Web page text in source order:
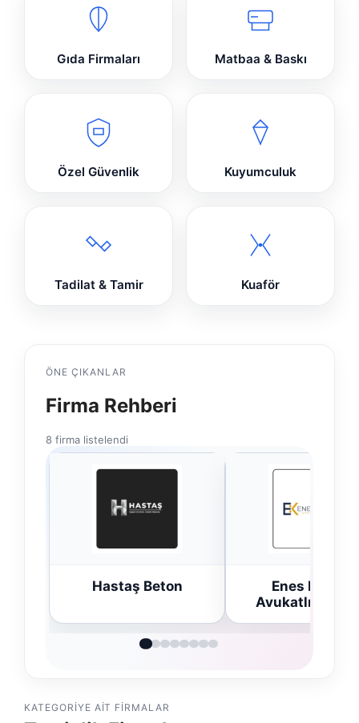
Gıda Firmaları Matbaa & Baskı
Özel Güvenlik Kuyumculuk
Tadilat & Tamir Kuaför
ÖNE ÇIKANLAR
Firma Rehberi
8 firma listelendi
Enes Kaplan
Trend Yapı
KATEGORIYE AIT FIRMALAR